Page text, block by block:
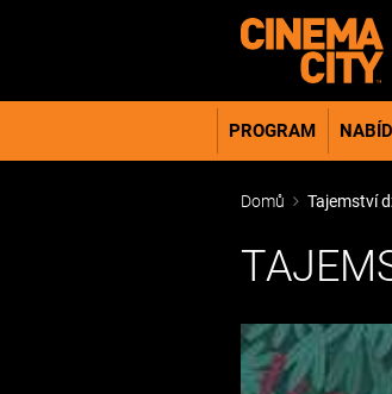
PROGRAM
Domů Tajemství